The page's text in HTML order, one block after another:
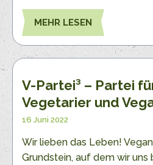
MEHR LESEN
V-Partei³ – Partei
Vegetarier und
16 Juni 2022
Wir lieben das Leben!
Grundstein, auf dem wir